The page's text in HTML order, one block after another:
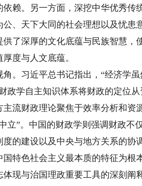
赖。另一方面，深挖中华优秀传
、天下大同的社会理想以及忧患
了深厚的文化底蕴与民族智慧，
度与人文底蕴。
习近平总书记指出，“经济学虽
政学自主知识体系将财政的定位
流财政理论聚焦于效率分析和资
立”。中国的财政学则强调财政不
的建设以及中央与地方关系的协
特色社会主义最本质的特征为根
现与治国理政重要工具的深刻阐